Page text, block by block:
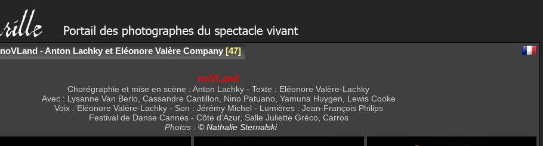
noVLand - Anton Lachky et Eléonore Valère Company 47
noVLand
Chorégraphie et mise en scène : Anton Lachky - Texte : Eléonore Valère-Lachky
Avec : Lysanne Van Berlo, Cassandre Cantillon, Nino Patuano, Yamuna Huygen, Lewis Cooke
Voix : Eléonore Valère-Lachky - Son : Jérémy Michel - Lumières : Jean-François Philips
Festival de Danse Cannes - Côte d'Azur, Salle Juliette Gréco, Carros
Photos : © Nathalie Sternalski